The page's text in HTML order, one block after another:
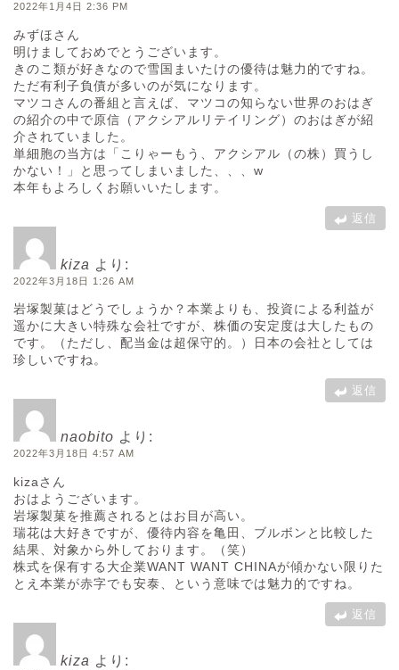
2022年1月4日 2:36 PM
みずほさん
明けましておめでとうございます。
きのこ類が好きなので雪国まいたけの優待は魅力的ですね。
ただ有利子負債が多いのが気になります。
マツコさんの番組と言えば、マツコの知らない世界のおはぎ
の紹介の中で原信（アクシアルリテイリング）のおはぎが紹
介されていました。
単細胞の当方は「こりゃーもう、アクシアル（の株）買うし
かない！」と思ってしまいました、、、w
本年もよろしくお願いいたします。
返信
kiza より:
2022年3月18日 1:26 AM
岩塚製菓はどうでしょうか？本業よりも、投資による利益が
遥かに大きい特殊な会社ですが、株価の安定度は大したもの
です。（ただし、配当金は超保守的。）日本の会社としては
珍しいですね。
返信
naobito より:
2022年3月18日 4:57 AM
kizaさん
おはようございます。
岩塚製菓を推薦されるとはお目が高い。
瑞花は大好きですが、優待内容を亀田、ブルボンと比較した
結果、対象から外しております。（笑）
株式を保有する大企業WANT WANT CHINAが傾かない限りた
とえ本業が赤字でも安泰、という意味では魅力的ですね。
返信
kiza より: